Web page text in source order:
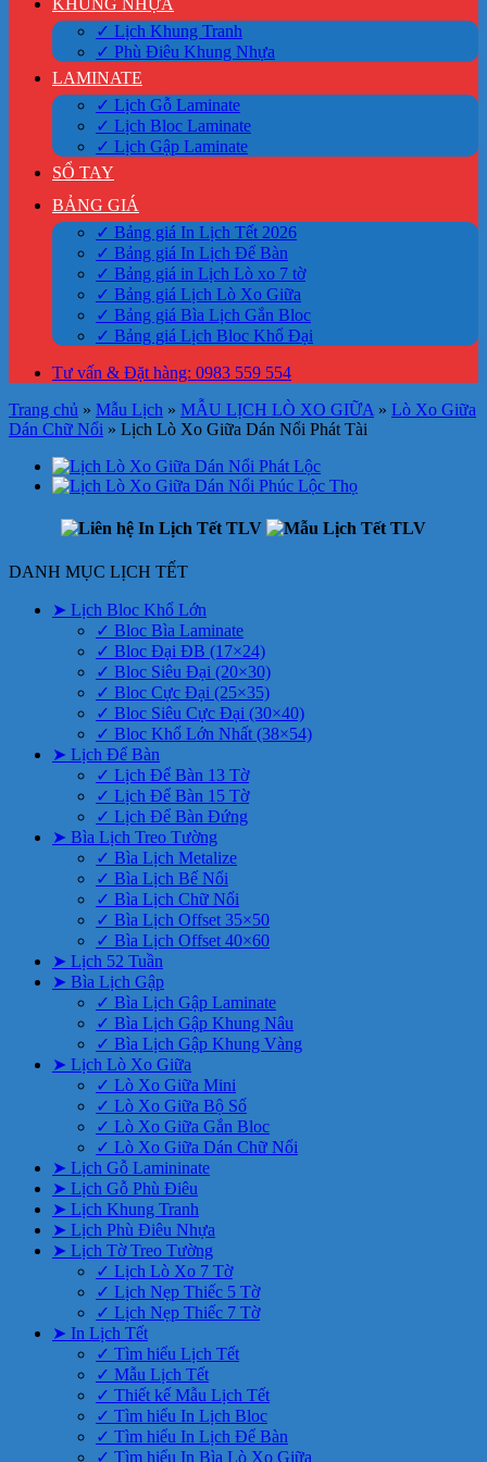
KHUNG NHỰA
✓ Lịch Khung Tranh
✓ Phù Điêu Khung Nhựa
LAMINATE
✓ Lịch Gỗ Laminate
✓ Lịch Bloc Laminate
✓ Lịch Gập Laminate
SỔ TAY
BẢNG GIÁ
✓ Bảng giá In Lịch Tết 2026
✓ Bảng giá In Lịch Để Bàn
✓ Bảng giá in Lịch Lò xo 7 tờ
✓ Bảng giá Lịch Lò Xo Giữa
✓ Bảng giá Bìa Lịch Gắn Bloc
✓ Bảng giá Lịch Bloc Khổ Đại
Tư vấn & Đặt hàng: 0983 559 554
Trang chủ » Mẫu Lịch » MẪU LỊCH LÒ XO GIỮA » Lò Xo Giữa
Dán Chữ Nổi » Lịch Lò Xo Giữa Dán Nổi Phát Tài
DANH MỤC LỊCH TẾT
➤ Lịch Bloc Khổ Lớn
✓ Bloc Bìa Laminate
✓ Bloc Đại ĐB (17×24)
✓ Bloc Siêu Đại (20×30)
✓ Bloc Cực Đại (25×35)
✓ Bloc Siêu Cực Đại (30×40)
✓ Bloc Khổ Lớn Nhất (38×54)
➤ Lịch Để Bàn
✓ Lịch Để Bàn 13 Tờ
✓ Lịch Để Bàn 15 Tờ
✓ Lịch Để Bàn Đứng
➤ Bìa Lịch Treo Tường
✓ Bìa Lịch Metalize
✓ Bìa Lịch Bế Nổi
✓ Bìa Lịch Chữ Nổi
✓ Bìa Lịch Offset 35×50
✓ Bìa Lịch Offset 40×60
➤ Lịch 52 Tuần
➤ Bìa Lịch Gập
✓ Bìa Lịch Gập Laminate
✓ Bìa Lịch Gập Khung Nâu
✓ Bìa Lịch Gập Khung Vàng
➤ Lịch Lò Xo Giữa
✓ Lò Xo Giữa Mini
✓ Lò Xo Giữa Bộ Số
✓ Lò Xo Giữa Gắn Bloc
✓ Lò Xo Giữa Dán Chữ Nổi
➤ Lịch Gỗ Lamininate
➤ Lịch Gỗ Phù Điêu
➤ Lịch Khung Tranh
➤ Lịch Phù Điêu Nhựa
➤ Lịch Tờ Treo Tường
✓ Lịch Lò Xo 7 Tờ
✓ Lịch Nẹp Thiếc 5 Tờ
✓ Lịch Nẹp Thiếc 7 Tờ
➤ In Lịch Tết
✓ Tìm hiểu Lịch Tết
✓ Mẫu Lịch Tết
✓ Thiết kế Mẫu Lịch Tết
✓ Tìm hiểu In Lịch Bloc
✓ Tìm hiểu In Lịch Để Bàn
✓ Tìm hiểu In Bìa Lò Xo Giữa